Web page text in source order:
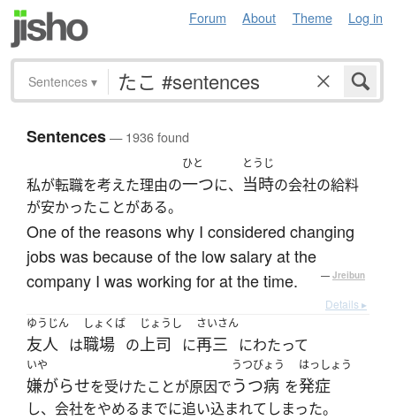
Forum About Theme Log in
Sentences ▾
Sentences— 1936 found
私が転職を考えた理由の
ひと
一つに、
とうじ
当時の会社の給料
が安かったことがある。
One of the reasons why I considered changing
jobs was because of the low salary at the
company I was working for at the time.
— Jreibun
Details ▸
ゆうじん
友人 は
しょくば
職場 の
じょうし
上司 に
さいさん
再三 にわたって
いや
嫌がらせを受けたことが原因で
うつびょう
うつ病 を
はっしょう
発症
し、会社をやめるまでに追い込まれてしまった。